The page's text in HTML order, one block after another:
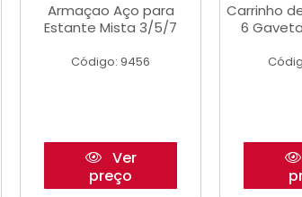
Armaçao Aço para
Estante Mista 3/5/7
Código: 9456
Ver
preço
Carrinho
6